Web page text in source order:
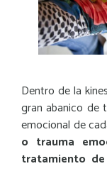
Dentro de la
gran abanico de
emocional de
o trauma
tratamiento